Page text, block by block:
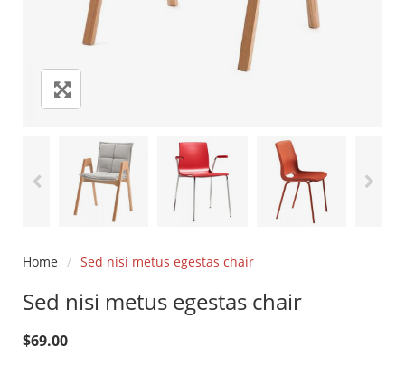
Home / Sed nisi metus egestas chair
Sed nisi metus egestas chair
$69.00